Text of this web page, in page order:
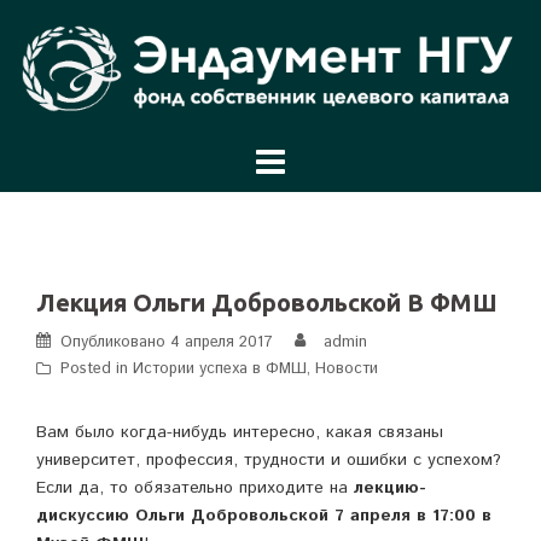
содержимому
Лекция Ольги Добровольской В ФМШ
Опубликовано 4 апреля 2017
admin
Posted in Истории успеха в ФМШ, Новости
Вам было когда-нибудь интересно, какая связаны
университет, профессия, трудности и ошибки с успехом?
Если да, то обязательно приходите на лекцию-
дискуссию Ольги Добровольской 7 апреля в 17:00 в